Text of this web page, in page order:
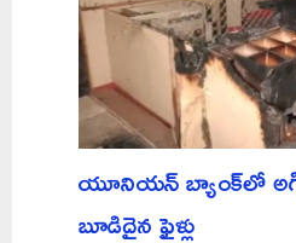
యూనియన్ బ్యాంక్‌లో
బూడిదైన ఫైళ్లు